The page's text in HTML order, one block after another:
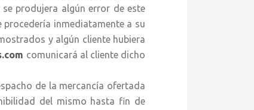
produjera algún error de este
procedería inmediatamente a su
y algún cliente hubiera
comunicará al cliente dicho
de la mercancía ofertada
del mismo hasta fin de